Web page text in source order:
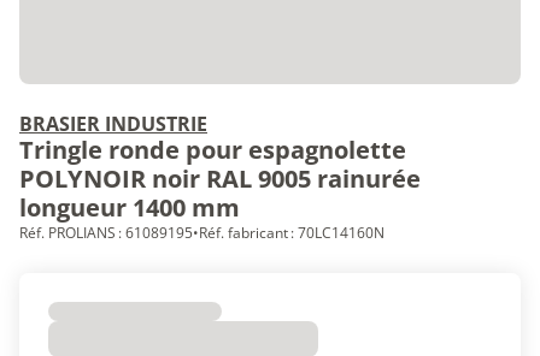
BRASIER INDUSTRIE
Tringle ronde pour espagnolette
POLYNOIR noir RAL 9005 rainurée
longueur 1400 mm
Réf. PROLIANS : 61089195•Réf. fabricant : 70LC14160N